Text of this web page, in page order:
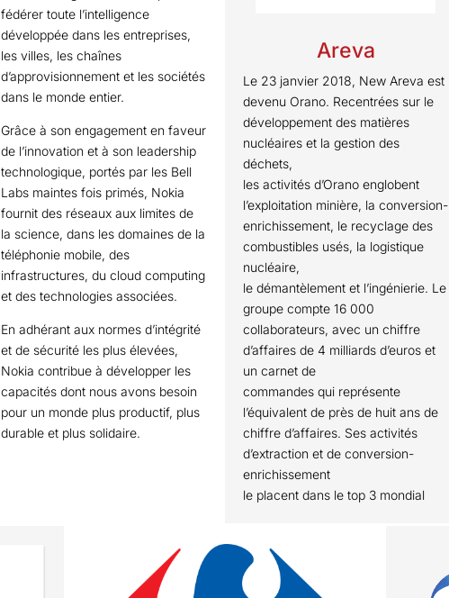
fédérer toute l’intelligence
développée dans les entreprises,
les villes, les chaînes
d’approvisionnement et les sociétés
dans le monde entier.
Grâce à son engagement en faveur
de l’innovation et à son leadership
technologique, portés par les Bell
Labs maintes fois primés, Nokia
fournit des réseaux aux limites de
la science, dans les domaines de la
téléphonie mobile, des
infrastructures, du cloud computing
et des technologies associées.
En adhérant aux normes d’intégrité
et de sécurité les plus élevées,
Nokia contribue à développer les
capacités dont nous avons besoin
pour un monde plus productif, plus
durable et plus solidaire.
Areva
Le 23 janvier 2018, New Areva est
devenu Orano. Recentrées sur le
développement des matières
nucléaires et la gestion des
déchets,
les activités d’Orano englobent
l’exploitation minière, la conversion-
enrichissement, le recyclage des
combustibles usés, la logistique
nucléaire,
le démantèlement et l’ingénierie. Le
groupe compte 16 000
collaborateurs, avec un chiffre
d’affaires de 4 milliards d’euros et
un carnet de
commandes qui représente
l’équivalent de près de huit ans de
chiffre d’affaires. Ses activités
d’extraction et de conversion-
enrichissement
le placent dans le top 3 mondial